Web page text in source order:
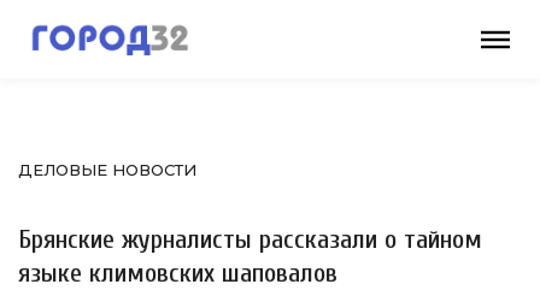
ДЕЛОВЫЕ НОВОСТИ
Брянские журналисты рассказали о тайном
языке климовских шаповалов